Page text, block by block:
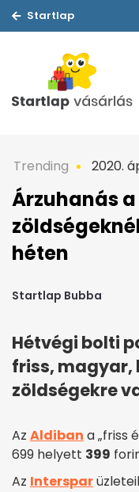
Startlap
Trending 2020.
Árzuhanás
héten
Startlap Bubba
Hétvégi bolti
friss, magyar,
zöldségekre
Az Aldiban a „friss
699 helyett 399
Az Interspar